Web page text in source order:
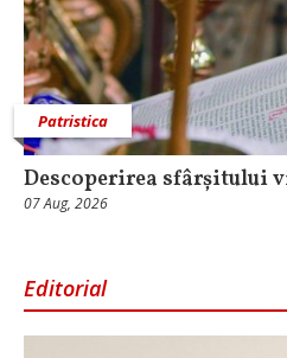
Patristica
Descoperirea sfârșitului
07 Aug, 2026
Editorial